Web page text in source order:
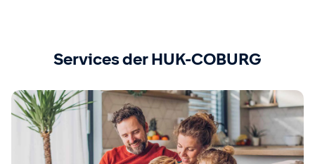
Services der HUK-COBURG